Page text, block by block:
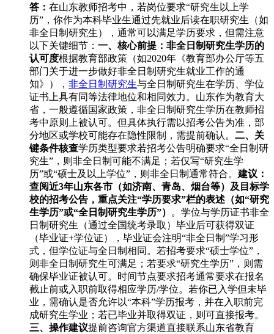
答： 在山东教师招考中，若岗位要求“研究生以上学
历”，你作为本科毕业生通过先就业后读在职研究生（如
非全日制研究生），通常可以满足学历要求，但需注意
以下关键细节： 一、核心前提：非全日制研究生学历的
认可度根据教育部政策（如2020年《教育部办公厅等五
部门关于进一步做好非全日制研究生就业工作的通
知》）， 非全日制研究生与全日制研究生在学历、学位
证书上具有同等法律地位和相同效力。山东作为教育大
省，一般遵循国家政策，非全日制研究生学历在教师招
考中原则上被认可。但具体执行需以招考公告为准，部
分地区或学校可能存在隐性限制，需提前确认。 二、关
键条件核查学历类型要求若招考公告明确要求“全日制研
究生”，则非全日制可能不满足；若仅写“研究生学
历”或“硕士及以上学位”，则非全日制通常符合。 建议：
查阅近3年山东各市（如济南、青岛、烟台等）及目标学
校的招考公告，重点关注“学历要求”栏的表述（如“研究
生学历”或“全日制研究生学历”）
。学位与学历证书非全
日制研究生（通过全国统考录取）毕业后可获得双证
（毕业证+学位证），毕业证会注明“非全日制”学习形
式，但学位证与全日制相同。若招考要求“硕士学位”，
则非全日制研究生可满足；若要求“研究生学历”，则需
确保毕业证被认可。时间节点要求招考通常要求在报名
截止前或入职前取得相应学历/学位。若你已入学但未毕
业，需确认是否允许以“本科”学历报考，并在入职前完
成研究生学业；若已毕业并取得双证，则可直接报考。
三、操作建议提前咨询官方渠道直接联系山东省教育